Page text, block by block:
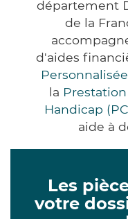
département
de la
d'aides
la
Handicap
aide à
Les
votre